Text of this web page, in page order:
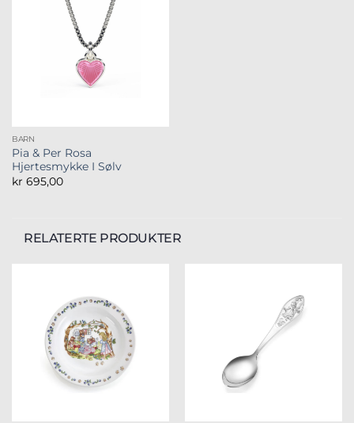
BARN
Pia & Per Rosa
Hjertesmykke I Sølv
kr 695,00
RELATERTE PRODUKTER